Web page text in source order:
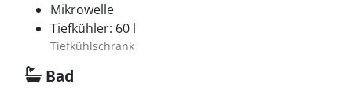
Mikrowelle
Tiefkühler: 60 l
Tiefkühlschrank
Bad